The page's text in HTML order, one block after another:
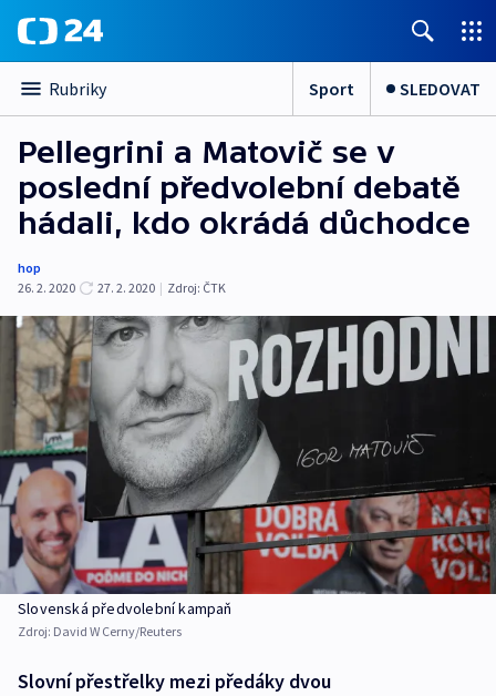
Rubriky Sport SLEDOVAT
Pellegrini a Matovič se v
poslední předvolební debatě
hádali, kdo okrádá důchodce
hop
26. 2. 2020
27. 2. 2020 | Zdroj: ČTK
Slovenská předvolební kampaň
Zdroj: David W Cerny/Reuters
Slovní přestřelky mezi předáky dvou